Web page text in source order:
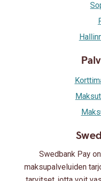
Swedbank Pay
maksupalveluiden